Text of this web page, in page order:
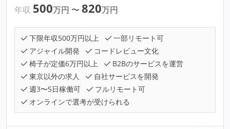
年収 500万円 〜 820万円
下限年収500万円以上
一部リモート可
アジャイル開発
コードレビュー文化
椅子が定価6万円以上
B2Bのサービスを運営
東京以外の求人
自社サービスを開発
週3〜5日稼働可
フルリモート可
オンラインで選考が受けられる